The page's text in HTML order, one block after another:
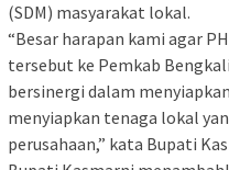
(SDM) masyarakat lokal.
“Besar harapan kami agar
tersebut ke Pemkab
bersinergi dalam
menyiapkan tenaga lokal
perusahaan,” kata Bupati